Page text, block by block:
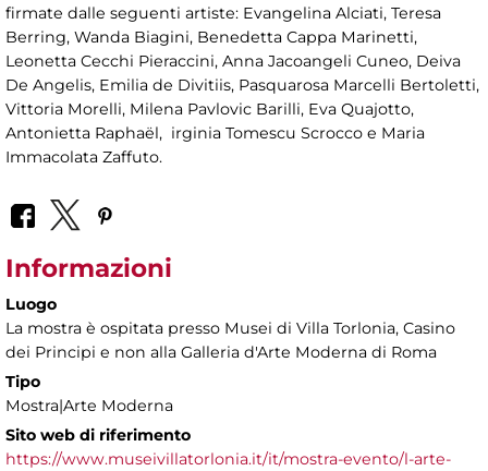
firmate dalle seguenti artiste: Evangelina Alciati, Teresa
Berring, Wanda Biagini, Benedetta Cappa Marinetti,
Leonetta Cecchi Pieraccini, Anna Jacoangeli Cuneo, Deiva
De Angelis, Emilia de Divitiis, Pasquarosa Marcelli Bertoletti,
Vittoria Morelli, Milena Pavlovic Barilli, Eva Quajotto,
Antonietta Raphaël, irginia Tomescu Scrocco e Maria
Immacolata Zaffuto.
Informazioni
Luogo
La mostra è ospitata presso Musei di Villa Torlonia, Casino
dei Principi e non alla Galleria d'Arte Moderna di Roma
Tipo
Mostra|Arte Moderna
Sito web di riferimento
https://www.museivillatorlonia.it/it/mostra-evento/l-arte-